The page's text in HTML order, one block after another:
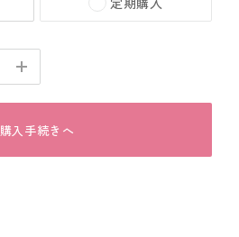
購入手続きへ